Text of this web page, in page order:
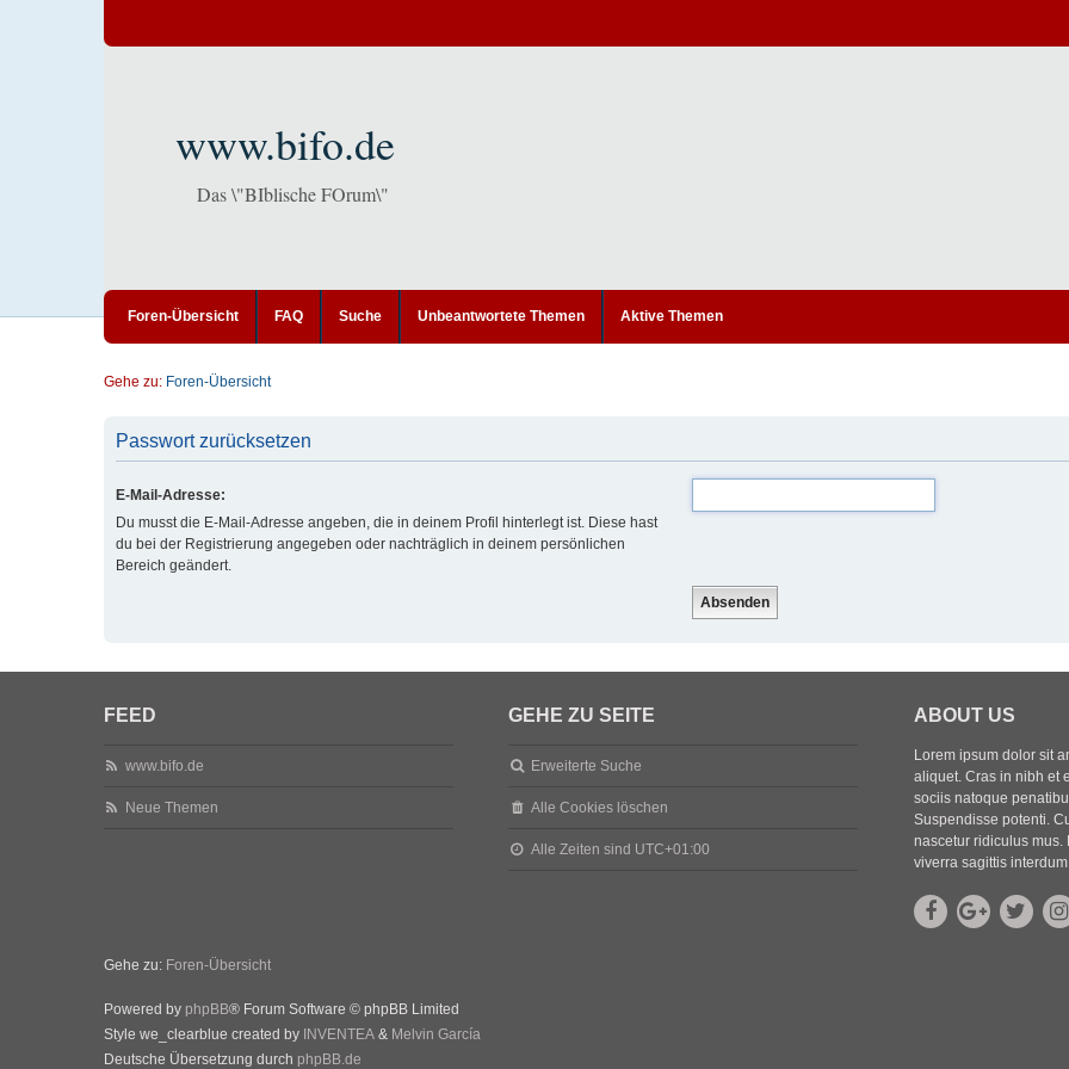
www.bifo.de
Das \"BIblische FOrum\"
Foren-Übersicht FAQ Suche Unbeantwortete Themen Aktive Themen
Gehe zu: Foren-Übersicht
Passwort zurücksetzen
E-Mail-Adresse:
Du musst die E-Mail-Adresse angeben, die in deinem Profil hinterlegt ist. Diese hast
du bei der Registrierung angegeben oder nachträglich in deinem persönlichen
Bereich geändert.
FEED
www.bifo.de
Neue Themen
GEHE ZU SEITE
Erweiterte Suche
Alle Cookies löschen
Alle Zeiten sind UTC+01:00
ABOUT US
Lorem ipsum dolor sit
aliquet. Cras in nibh et
sociis natoque
Suspendisse potenti.
nascetur ridiculus mus.
viverra sagittis
Gehe zu: Foren-Übersicht
Powered by phpBB® Forum Software © phpBB Limited
Style we_clearblue created by INVENTEA & Melvin García
Deutsche Übersetzung durch phpBB.de